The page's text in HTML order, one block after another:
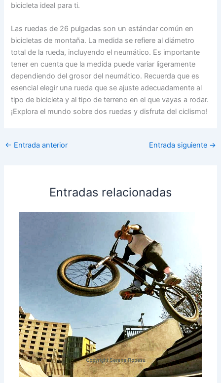
bicicleta ideal para ti.
Las ruedas de 26 pulgadas son un estándar común en
bicicletas de montaña. La medida se refiere al diámetro
total de la rueda, incluyendo el neumático. Es importante
tener en cuenta que la medida puede variar ligeramente
dependiendo del grosor del neumático. Recuerda que es
esencial elegir una rueda que se ajuste adecuadamente al
tipo de bicicleta y al tipo de terreno en el que vayas a rodar.
¡Explora el mundo sobre dos ruedas y disfruta del ciclismo!
← Entrada anterior Entrada siguiente →
Entradas relacionadas